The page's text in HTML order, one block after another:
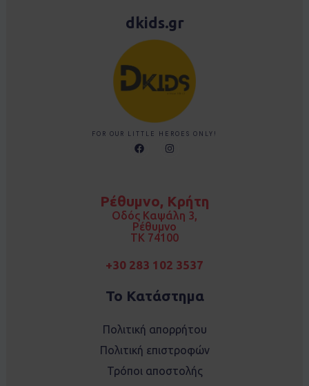
dkids.gr
FOR OUR LITTLE HEROES ONLY!
F
a
o
k
I
n
r
a
m
Ρέθυμνο, Κρήτη
Οδός Καψάλη 3,
Ρέθυμνο
TK 74100
+30 283 102 3537
Το Κατάστημα
Πολιτική απορρήτου
Πολιτική επιστροφών
Τρόποι αποστολής